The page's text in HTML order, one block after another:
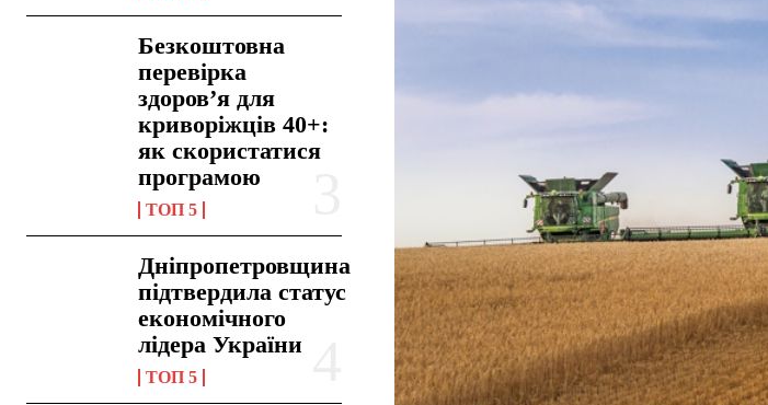
Безкоштовна
перевірка
здоров’я для
криворіжців 40+:
як скористатися
програмою
ТОП 5
Дніпропетровщина
підтвердила статус
економічного
лідера України
ТОП 5